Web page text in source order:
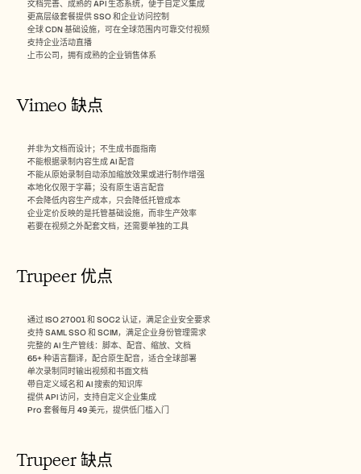
文档完善、成熟的 API 生态系统，便于自定义集成
更高层级套餐提供 SSO 和企业访问控制
全球 CDN 基础设施，可在全球范围内可靠交付视频
支持企业活动直播
上市公司，拥有成熟的企业销售体系
Vimeo 缺点
并非为文档而设计；不生成书面指南
不能根据录制内容生成 AI 配音
不能从原始录制自动添加缩放效果或进行制作增强
本地化仅限于字幕；没有原生语言配音
不会降低内容生产成本，只会降低托管成本
企业定价反映的是托管基础设施，而非生产效率
若要在视频之外配套文档，还需要单独的工具
Trupeer 优点
通过 ISO 27001 和 SOC2 认证，满足企业安全要求
支持 SAML SSO 和 SCIM，满足企业身份管理需求
完整的 AI 生产管线：脚本、配音、缩放、文档
65+ 种语言翻译，配合原生配音，适合全球部署
单次录制同时输出视频和书面文档
带自定义域名和 AI 搜索的知识库
提供 API 访问，支持自定义企业集成
Pro 套餐每月 49 美元，提供低门槛入门
Trupeer 缺点